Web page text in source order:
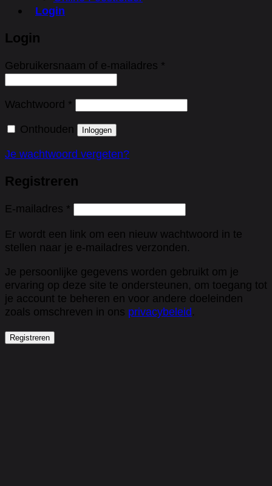
Login
Login
Gebruikersnaam of e-mailadres *
Wachtwoord * Vereist
Onthouden Inloggen
Je wachtwoord vergeten?
Registreren
E-mailadres * Vereist
Er wordt een link om een nieuw wachtwoord in te
stellen naar je e-mailadres verzonden.
Je persoonlijke gegevens worden gebruikt om je
ervaring op deze site te ondersteunen, om toegang tot
je account te beheren en voor andere doeleinden
zoals omschreven in ons privacybeleid.
Registreren